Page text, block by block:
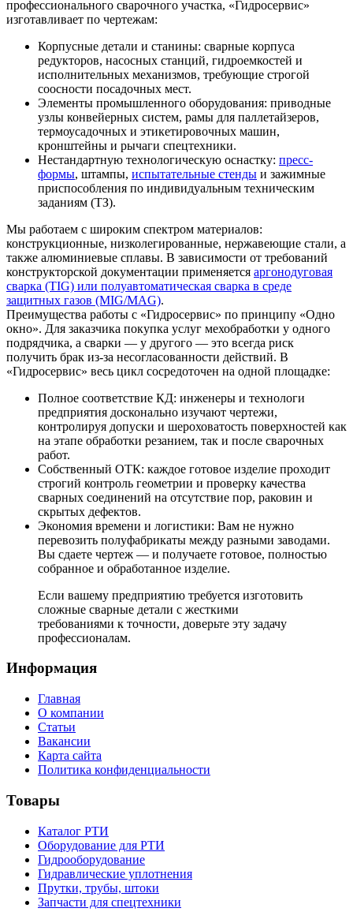
профессионального сварочного участка, «Гидросервис»
изготавливает по чертежам:
Корпусные детали и станины: сварные корпуса
редукторов, насосных станций, гидроемкостей и
исполнительных механизмов, требующие строгой
соосности посадочных мест.
Элементы промышленного оборудования: приводные
узлы конвейерных систем, рамы для паллетайзеров,
термоусадочных и этикетировочных машин,
кронштейны и рычаги спецтехники.
Нестандартную технологическую оснастку: пресс-
формы, штампы, испытательные стенды и зажимные
приспособления по индивидуальным техническим
заданиям (ТЗ).
Мы работаем с широким спектром материалов:
конструкционные, низколегированные, нержавеющие стали, а
также алюминиевые сплавы. В зависимости от требований
конструкторской документации применяется аргонодуговая
сварка (TIG) или полуавтоматическая сварка в среде
защитных газов (MIG/MAG).
Преимущества работы с «Гидросервис» по принципу «Одно
окно». Для заказчика покупка услуг мехобработки у одного
подрядчика, а сварки — у другого — это всегда риск
получить брак из-за несогласованности действий. В
«Гидросервис» весь цикл сосредоточен на одной площадке:
Полное соответствие КД: инженеры и технологи
предприятия досконально изучают чертежи,
контролируя допуски и шероховатость поверхностей как
на этапе обработки резанием, так и после сварочных
работ.
Собственный ОТК: каждое готовое изделие проходит
строгий контроль геометрии и проверку качества
сварных соединений на отсутствие пор, раковин и
скрытых дефектов.
Экономия времени и логистики: Вам не нужно
перевозить полуфабрикаты между разными заводами.
Вы сдаете чертеж — и получаете готовое, полностью
собранное и обработанное изделие.
Если вашему предприятию требуется изготовить
сложные сварные детали с жесткими
требованиями к точности, доверьте эту задачу
профессионалам.
Информация
Главная
О компании
Статьи
Вакансии
Карта сайта
Политика конфиденциальности
Товары
Каталог РТИ
Оборудование для РТИ
Гидрооборудование
Гидравлические уплотнения
Прутки, трубы, штоки
Запчасти для спецтехники